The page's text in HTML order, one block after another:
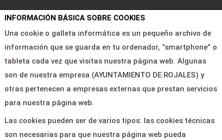
Política de privacidad
Contactar
CONTACTO
PASAJE ALBERTO
INFORMACIÓN BÁSICA SOBRE COOKIES
Una cookie o galleta informática es un pequeño archivo de
información que se guarda en tu ordenador, “smartphone” o
tableta cada vez que visitas nuestra página web. Algunas
son de nuestra empresa (AYUNTAMIENTO DE ROJALES) y
otras pertenecen a empresas externas que prestan servicios
para nuestra página web.
Las cookies pueden ser de varios tipos: las cookies técnicas
son necesarias para que nuestra página web pueda